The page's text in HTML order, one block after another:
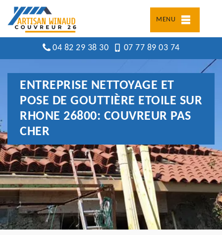
MENU
04 82 29 38 30 07 77 89 03 74
ENTREPRISE NETTOYAGE ET
POSE DE GOUTTIÈRE ETOILE SUR
RHONE 26800: COUVREUR PAS
CHER